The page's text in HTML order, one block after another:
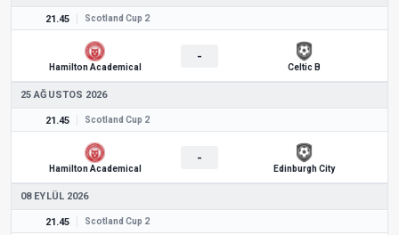
21.45 Scotland Cup 2
Hamilton Academical
-
Celtic B
25 AĞUSTOS 2026
21.45 Scotland Cup 2
Hamilton Academical
-
Edinburgh City
08 EYLÜL 2026
21.45 Scotland Cup 2